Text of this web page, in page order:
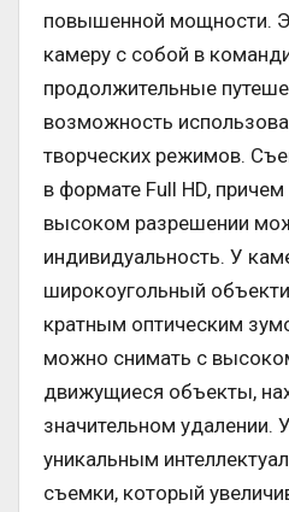
повышенной мощности.
камеру с собой в
продолжительные
возможность
творческих режимов.
в формате Full HD,
высоком разрешении
индивидуальность. У
широкоугольный
кратным оптическим
можно снимать с
движущиеся объекты,
значительном удалении.
уникальным
съемки, который